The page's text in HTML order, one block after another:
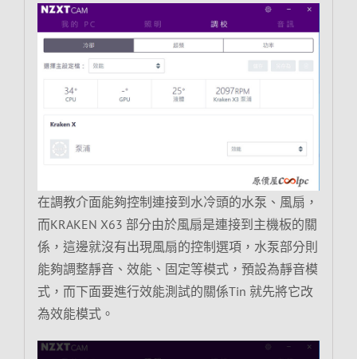
在調教介面能夠控制連接到水冷頭的水泵、風扇，
而KRAKEN X63 部分由於風扇是連接到主機板的關
係，這邊就沒有出現風扇的控制選項，水泵部分則
能夠調整靜音、效能、固定等模式，預設為靜音模
式，而下面要進行效能測試的關係Tin 就先將它改
為效能模式。